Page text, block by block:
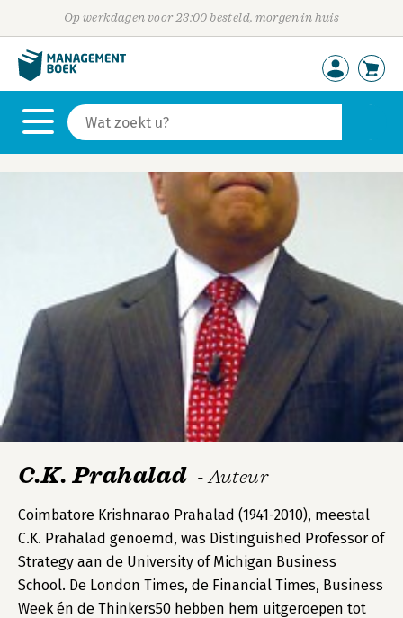
Op werkdagen voor 23:00 besteld, morgen in huis
C.K. Prahalad - Auteur
Coimbatore Krishnarao Prahalad (1941-2010), meestal
C.K. Prahalad genoemd, was Distinguished Professor of
Strategy aan de University of Michigan Business
School. De London Times, de Financial Times, Business
Week én de Thinkers50 hebben hem uitgeroepen tot